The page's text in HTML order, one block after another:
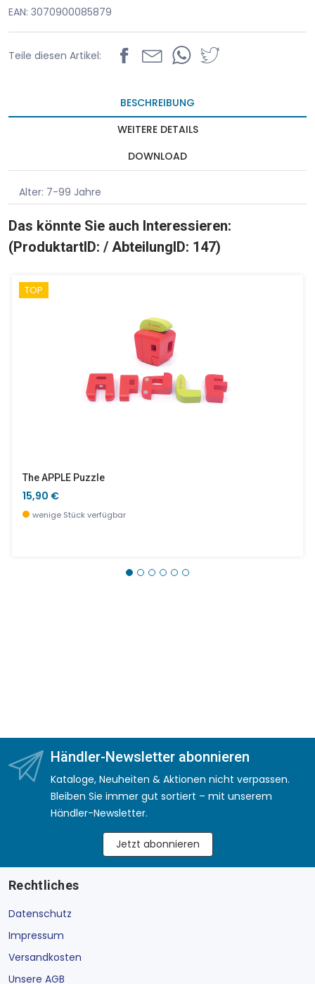
EAN: 3070900085879
Teile diesen Artikel:
BESCHREIBUNG
WEITERE DETAILS
DOWNLOAD
Alter: 7-99 Jahre
Das könnte Sie auch Interessieren:
(ProduktartID: / AbteilungID: 147)
TOP
The APPLE Puzzle
15,90 €
wenige Stück verfügbar
Händler-Newsletter abonnieren
Kataloge, Neuheiten & Aktionen nicht verpassen.
Bleiben Sie immer gut sortiert – mit unserem
Händler-Newsletter.
Jetzt abonnieren
Rechtliches
Datenschutz
Impressum
Versandkosten
Unsere AGB